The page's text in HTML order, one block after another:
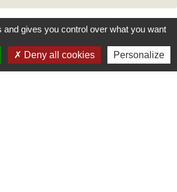
Mairie
des Loges
gives you control over what you want
Deny all cookies Personalize